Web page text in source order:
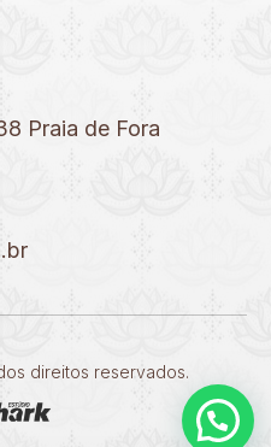
Praia de Fora
direitos reservados.